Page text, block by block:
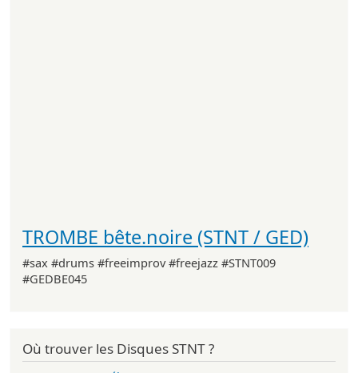
TROMBE bête.noire (STNT / GED)
#sax #drums #freeimprov #freejazz #STNT009
#GEDBE045
Où trouver les Disques STNT ?